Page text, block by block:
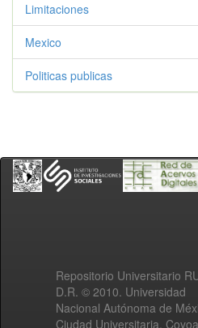
Limitaciones
Mexico
Politicas publicas
Repositorio Universitario
D.R. © 2010. Universidad
Nacional Autónoma de
Ciudad Universitaria,